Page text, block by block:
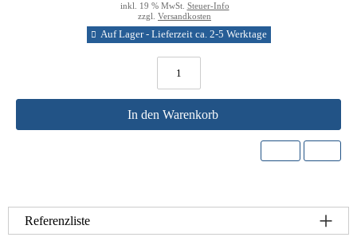
inkl. 19 % MwSt. Steuer-Info
zzgl. Versandkosten
Auf Lager - Lieferzeit ca. 2-5 Werktage
In den Warenkorb
Referenzliste